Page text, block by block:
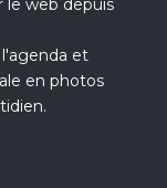
le web depuis
et
en photos